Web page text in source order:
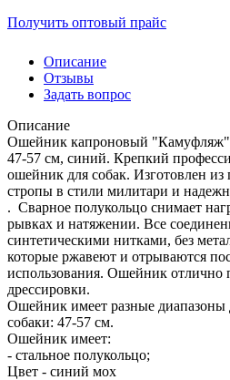
Получить оптовый прайс
Описание
Отзывы
Задать вопрос
Описание
Ошейник капроновый
47-57 см, синий. Крепкий
ошейник для собак. Изготовлен
стропы в стили милитари и
. Сварное полукольцо снимает
рывках и натяжении. Все
синтетическими нитками, без
которые ржавеют и отрываются
использования. Ошейник отлично
дрессировки.
Ошейник имеет разные
собаки: 47-57 см.
Ошейник имеет:
- стальное полукольцо;
Цвет - синий мох